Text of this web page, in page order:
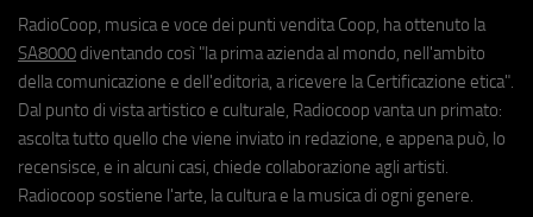
RadioCoop, musica e voce dei punti vendita Coop, ha ottenuto la
SA8000 diventando così "la prima azienda al mondo, nell'ambito
della comunicazione e dell'editoria, a ricevere la Certificazione etica".
Dal punto di vista artistico e culturale, Radiocoop vanta un primato:
ascolta tutto quello che viene inviato in redazione, e appena può, lo
recensisce, e in alcuni casi, chiede collaborazione agli artisti.
Radiocoop sostiene l'arte, la cultura e la musica di ogni genere.